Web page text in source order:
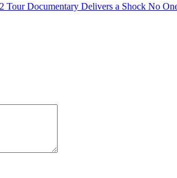
Documentary Delivers a Shock No